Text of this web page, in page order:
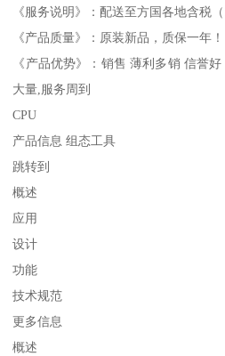
《服务说明》：配送至方国各地含税
《产品质量》：原装新品，质保一年！
《产品优势》：销售 薄利多销 信誉
大量,服务周到
CPU
产品信息 组态工具
跳转到
概述
应用
设计
功能
技术规范
更多信息
概述